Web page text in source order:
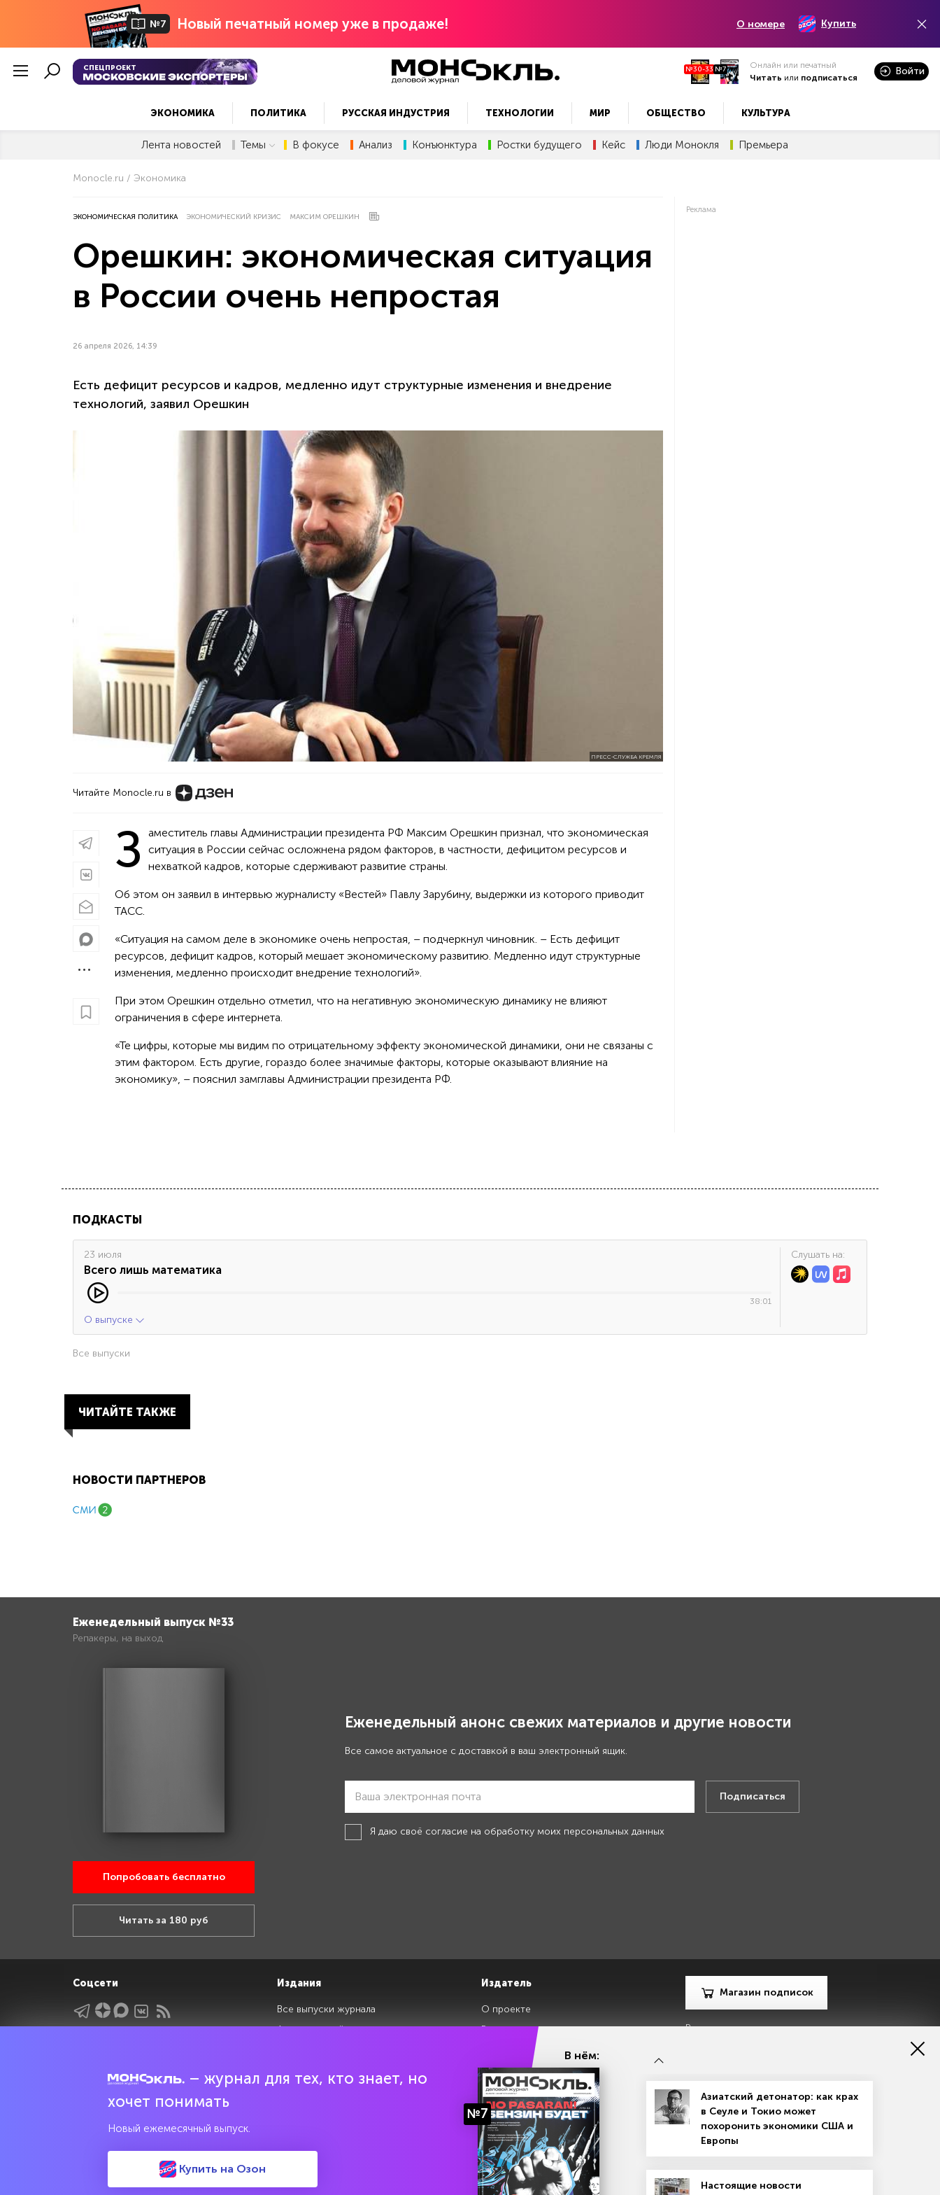
№7 Новый печатный номер уже в продаже! О номере Купить
СПЕЦПРОЕКТ №30-33 №7
Онлайн или печатный
Читать или подписаться
Войти
ЭКОНОМИКА ПОЛИТИКА РУССКАЯ ИНДУСТРИЯ ТЕХНОЛОГИИ МИР ОБЩЕСТВО КУЛЬТУРА
Лента новостей Темы В фокусе Анализ Конъюнктура Ростки будущего Кейс Люди Монокля Премьера
Monocle.ru Экономика
ЭКОНОМИЧЕСКАЯ ПОЛИТИКА ЭКОНОМИЧЕСКИЙ КРИЗИС МАКСИМ ОРЕШКИН
Орешкин: экономическая ситуация
в России очень непростая
26 апреля 2026, 14:39
Есть дефицит ресурсов и кадров, медленно идут структурные изменения и внедрение
технологий, заявил Орешкин
ПРЕСС-СЛУЖБА КРЕМЛЯ
Читайте Monocle.ru в
З
аместитель главы Администрации президента РФ Максим Орешкин признал, что экономическая
ситуация в России сейчас осложнена рядом факторов, в частности, дефицитом ресурсов и
нехваткой кадров, которые сдерживают развитие страны.
Об этом он заявил в интервью журналисту «Вестей» Павлу Зарубину, выдержки из которого приводит
ТАСС.
«Ситуация на самом деле в экономике очень непростая, – подчеркнул чиновник. – Есть дефицит
ресурсов, дефицит кадров, который мешает экономическому развитию. Медленно идут структурные
изменения, медленно происходит внедрение технологий».
При этом Орешкин отдельно отметил, что на негативную экономическую динамику не влияют
ограничения в сфере интернета.
«Те цифры, которые мы видим по отрицательному эффекту экономической динамики, они не связаны с
этим фактором. Есть другие, гораздо более значимые факторы, которые оказывают влияние на
экономику», – пояснил замглавы Администрации президента РФ.
Реклама
ПОДКАСТЫ
23 июля
Всего лишь математика
38:01
О выпуске
Cлушать на:
Все выпуски
ЧИТАЙТЕ ТАКЖЕ
НОВОСТИ ПАРТНЕРОВ
Еженедельный выпуск №33
Репакеры, на выход
Попробовать бесплатно
Читать за 180 руб
Еженедельный анонс свежих материалов и другие новости
Все самое актуальное с доставкой в ваш электронный ящик.
Подписаться
Я даю своё согласие на обработку моих персональных данных
Соцсети
Интервью
Издания
Все выпуски журнала
Архив изданий
Издатель
О проекте
Редакция
Контакты
Магазин подписок
Рекламодателям
Свидетельство о регистрации средства массовой информации Эл № ФС77-87108 от 26 марта 2024 г. Выдано Федеральной службой по надзору в сфере массовых коммуникаций, связи и охраны
культурного наследия
– журнал для тех, кто знает, но
хочет понимать
Новый ежемесячный выпуск.
Купить на Озон
В нём:
№7
Азиатский детонатор: как крах
в Сеуле и Токио может
похоронить экономики США и
Европы
Настоящие новости